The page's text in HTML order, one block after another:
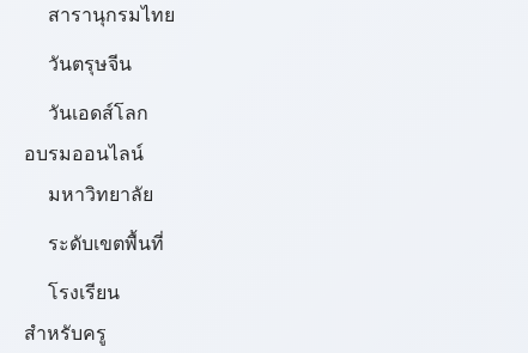
สารานุกรมไทย
วันตรุษจีน
วันเอดส์โลก
อบรมออนไลน์
มหาวิทยาลัย
ระดับเขตพื้นที่
โรงเรียน
สำหรับครู